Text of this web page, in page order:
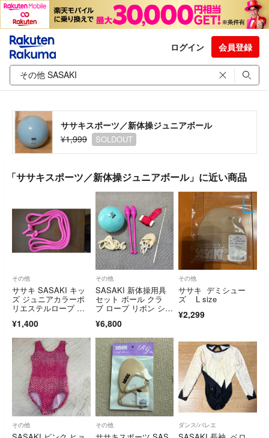
ログイン 会員登録
ササキスポーツ／新体操ジュニアボール
¥1,999
SOLDOUT
「ササキスポーツ／新体操ジュニアボール」に近い商品
その他
ササキ SASAKI キッ
ズ ジュニアカラーポ
リエステルロープ MJ-
¥1,400
その他
SASAKI 新体操用具
セット ボール クラ
ブ ロープ リボン シュ
¥6,800
その他
ササキ デミシュー
ズ L size
¥2,299
その他 その他 ダンス/バレエ